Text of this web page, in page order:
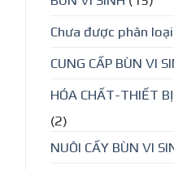
Chưa được phân loại
CUNG CẤP BÙN VI
HÓA CHẤT-THIẾT
(2)
NUÔI CẤY BÙN VI